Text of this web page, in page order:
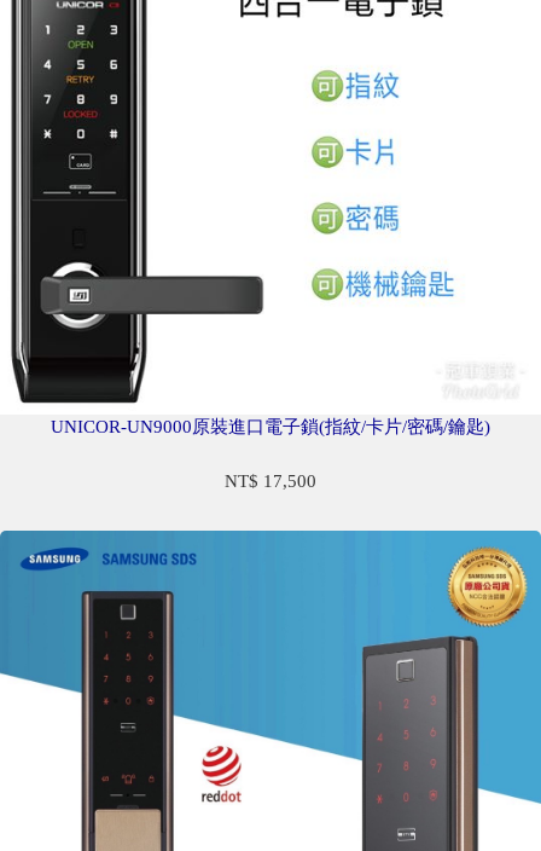
UNICOR-UN9000原裝進口電子鎖(指紋/卡片/密碼/鑰匙)
NT$ 17,500